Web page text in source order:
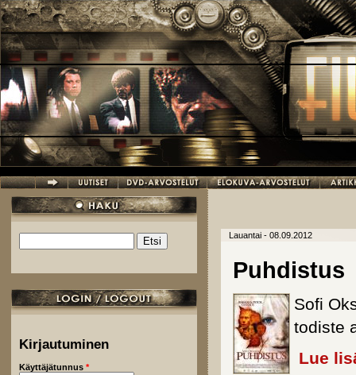
Hyppää pääsisältöön
Hakulomake
Kirjautuminen
Käyttäjätunnus *
Lauantai - 08.09.2012
Puhdistus
Sofi
todiste
Lue